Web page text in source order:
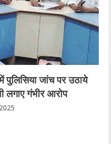
पुलिसिया जांच पर उठाये
लगाए गंभीर आरोप